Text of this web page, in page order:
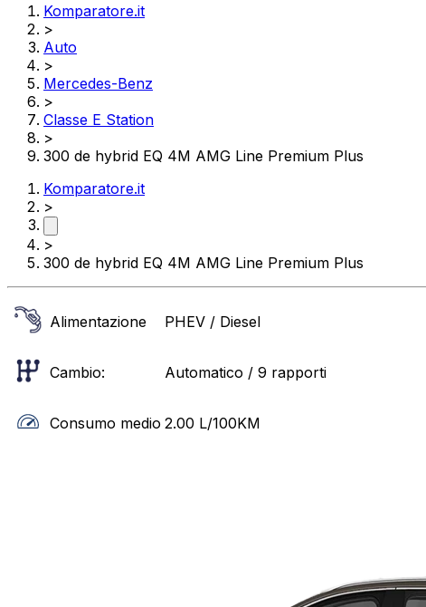
Komparatore.it
>
Auto
>
Mercedes-Benz
>
Classe E Station
>
300 de hybrid EQ 4M AMG Line Premium Plus
Komparatore.it
>
>
300 de hybrid EQ 4M AMG Line Premium Plus
Alimentazione PHEV / Diesel
Cambio: Automatico / 9 rapporti
Consumo medio 2.00 L/100KM